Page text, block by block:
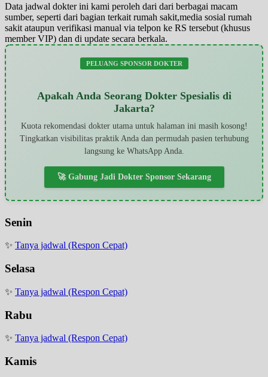
Data jadwal dokter ini kami peroleh dari dari berbagai macam
sumber, seperti dari bagian terkait rumah sakit,media sosial rumah
sakit ataupun verifikasi manual via telpon ke RS tersebut (khusus
member VIP) dan di update secara berkala.
PELUANG SPONSOR DOKTER
Apakah Anda Seorang Dokter Spesialis di
Jakarta?
Kuota rekomendasi dokter utama untuk halaman ini masih kosong!
Tingkatkan visibilitas praktik Anda dan permudah pasien terhubung
langsung ke WhatsApp Anda.
🚀 Gabung Jadi Dokter Sponsor Sekarang
Senin
✨ Tanya jadwal (Respon Cepat)
Selasa
✨ Tanya jadwal (Respon Cepat)
Rabu
✨ Tanya jadwal (Respon Cepat)
Kamis